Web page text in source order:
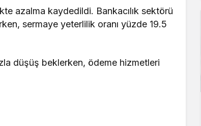
azalma kaydedildi. Bankacılık sektörü
sermaye yeterlilik oranı yüzde 19.5
düşüş beklerken, ödeme hizmetleri